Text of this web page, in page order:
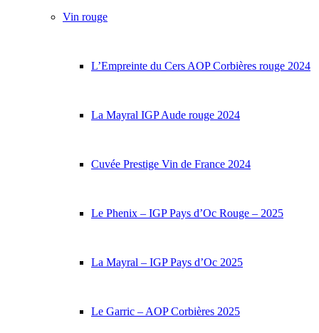
Vin rouge
L’Empreinte du Cers AOP Corbières rouge 2024
La Mayral IGP Aude rouge 2024
Cuvée Prestige Vin de France 2024
Le Phenix – IGP Pays d’Oc Rouge – 2025
La Mayral – IGP Pays d’Oc 2025
Le Garric – AOP Corbières 2025